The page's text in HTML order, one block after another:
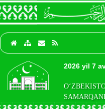
2026 yil 7